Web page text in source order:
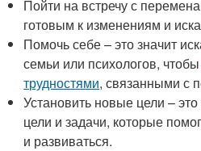
Пойти на встречу с
готовым к изменениям и
Помочь себе – это значит
семьи или психологов,
трудностями, связанными с
Установить новые цели –
цели и задачи, которые
и развиваться.